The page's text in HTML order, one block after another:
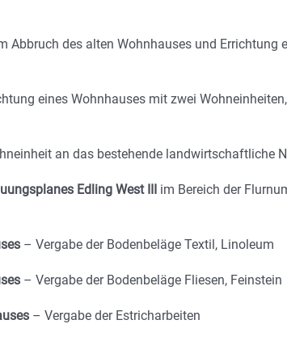
Abbruch des alten Wohnhauses und Errichtung
eines Wohnhauses mit zwei
an das bestehende landwirtschaftliche
Edling West III im Bereich der
– Vergabe der Bodenbeläge Textil, Linoleum
– Vergabe der Bodenbeläge Fliesen, Feinstein
– Vergabe der Estricharbeiten